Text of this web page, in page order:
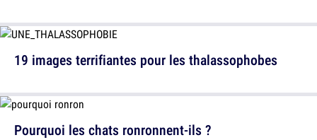
19 images terrifiantes pour les thalassophobes
Pourquoi les chats ronronnent-ils ?